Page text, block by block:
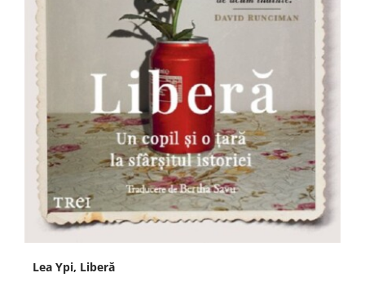
Lea Ypi, Liberă